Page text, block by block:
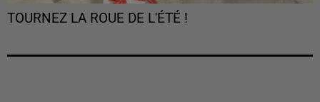
TOURNEZ LA ROUE DE L'ÉTÉ !